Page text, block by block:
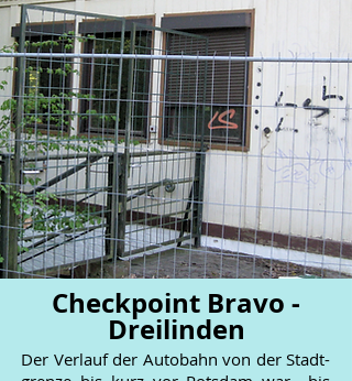
Checkpoint Bravo -
Dreilinden
Der Verlauf der Autobahn von der Stadt-